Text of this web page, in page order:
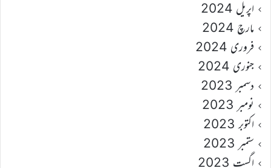
اپریل 2024
مارچ 2024
فروری 2024
جنوری 2024
دسمبر 2023
نومبر 2023
اکتوبر 2023
ستمبر 2023
اگست 2023